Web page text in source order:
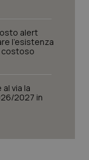
alert
l’esistenza
costoso
via la
2027 in